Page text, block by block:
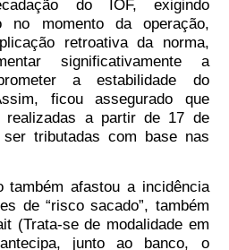
do IOF, exigindo
no momento da operação,
retroativa da norma,
significativamente a
a estabilidade do
ficou assegurado que
realizadas a partir de 17 de
tributadas com base nas
também afastou a incidência
de “risco sacado”, também
(Trata-se de modalidade em
junto ao banco, o